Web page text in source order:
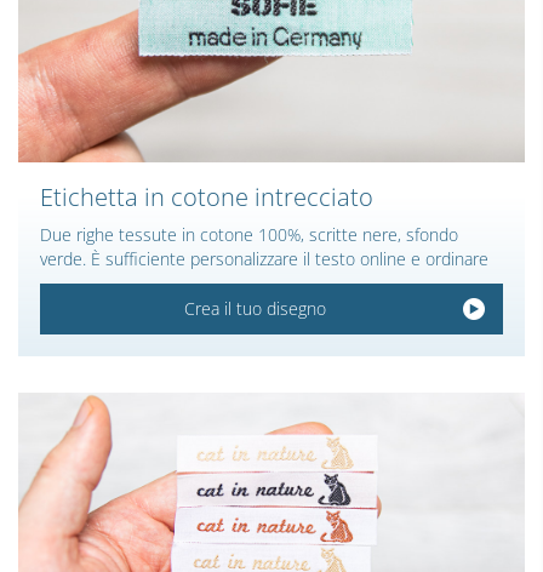
Etichetta in cotone intrecciato
Due righe tessute in cotone 100%, scritte nere, sfondo
verde. È sufficiente personalizzare il testo online e ordinare
Crea il tuo disegno